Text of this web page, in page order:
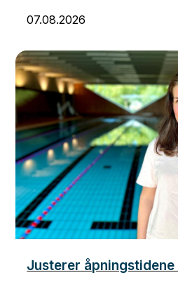
07.08.2026
Justerer åpningstidene